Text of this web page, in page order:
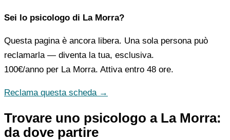
Sei lo psicologo di La Morra?
Questa pagina è ancora libera. Una sola persona può
reclamarla — diventa la tua, esclusiva.
100€/anno per La Morra. Attiva entro 48 ore.
Reclama questa scheda →
Trovare uno psicologo a La Morra:
da dove partire